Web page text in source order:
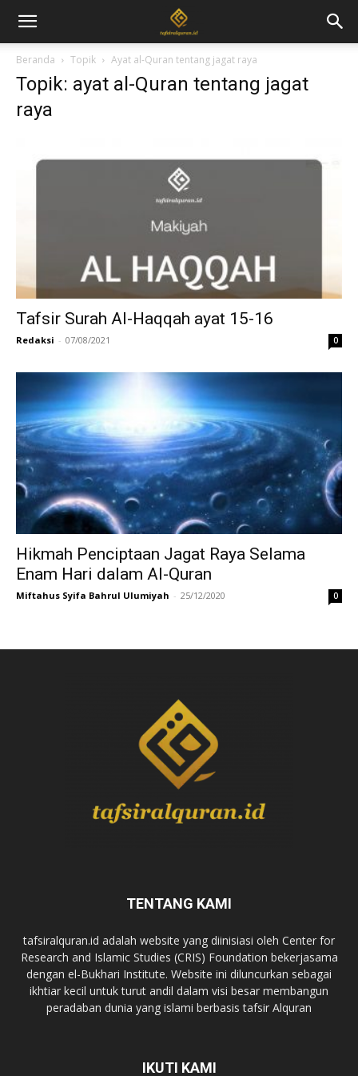
Beranda Topik Ayat al-Quran tentang jagat raya
Topik: ayat al-Quran tentang jagat
raya
Tafsir Surah Al-Haqqah ayat 15-16
Redaksi - 07/08/2021 0
Hikmah Penciptaan Jagat Raya Selama
Enam Hari dalam Al-Quran
Miftahus Syifa Bahrul Ulumiyah - 25/12/2020 0
TENTANG KAMI
tafsiralquran.id adalah website yang diinisiasi oleh Center for
Research and Islamic Studies (CRIS) Foundation bekerjasama
dengan el-Bukhari Institute. Website ini diluncurkan sebagai
ikhtiar kecil untuk turut andil dalam visi besar membangun
peradaban dunia yang islami berbasis tafsir Alquran
IKUTI KAMI